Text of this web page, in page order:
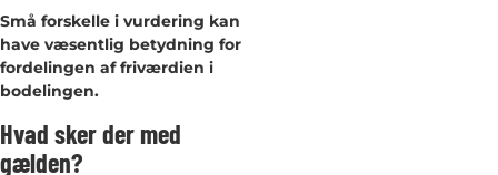
Små forskelle i vurdering kan
have væsentlig betydning for
fordelingen af friværdien i
bodelingen.
Hvad sker der med
gælden?